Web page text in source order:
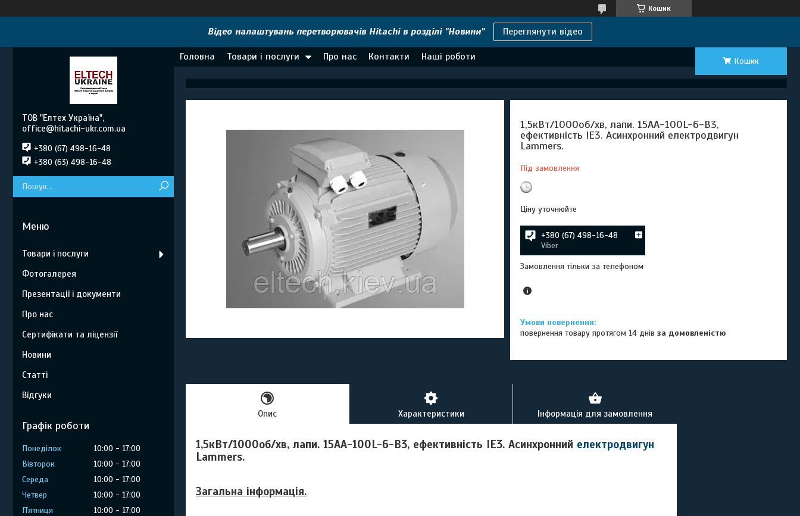
Кошик
Відео налаштувань перетворювачів Hitachi в розділі "Новини" Переглянути відео
Головна Товари і послуги Про нас Контакти Наші роботи Кошик
1,5кВт/1000об/хв, лапи. 15AA-100L-6-В3,
ефективність IE3. Асинхронний електродвигун
Lammers.
Під замовлення
Ціну уточнюйте
+380 (67) 498-16-48
Viber
Замовлення тільки за телефоном
повернення товару протягом 14 днівза домовленістю
Опис Характеристики Інформація для замовлення
1,5кВт/1000об/хв, лапи. 15AA-100L-6-В3, ефективність IE3. Асинхронний електродвигун
Lammers.
Загальна інформація.
ТОВ "Елтех Україна",
office@hitachi-ukr.com.ua
+380 (67) 498-16-48
+380 (63) 498-16-48
Товари і послуги
Фотогалерея
Презентації і документи
Про нас
Сертифікати та ліцензії
Новини
Статті
Відгуки
Графік роботи
Понеділок 10:00
17:00
Вівторок
10:00
17:00
Середа
10:00
17:00
Четвер
10:00
17:00
Пʼятниця
10:00
17:00